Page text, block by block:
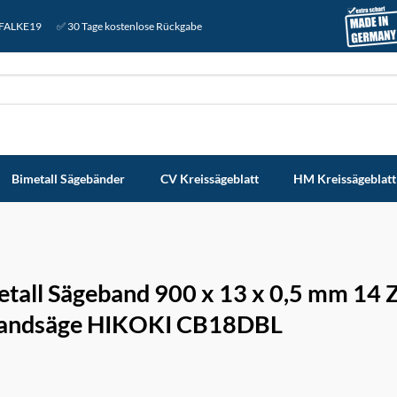
✅ 30 Tage kostenlose Rückgabe
Bimetall Sägebänder CV Kreissägeblatt HM Kreissägeblatt
Sägeband 900 x 13 x 0,5 mm 14
HIKOKI CB18DBL